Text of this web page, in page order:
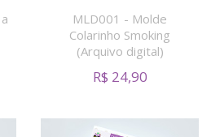
MLD001 - Molde
Colarinho Smoking
(Arquivo digital)
R$ 24,90